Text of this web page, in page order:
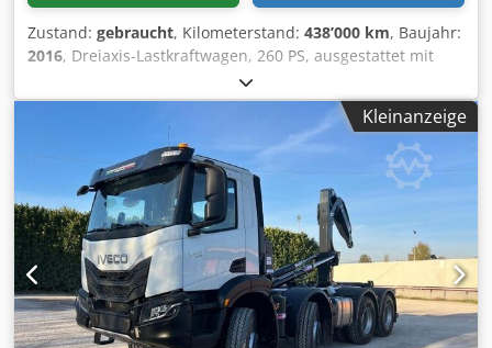
Zustand: gebraucht, Kilometerstand: 438’000 km, Baujahr:
2016, Dreiaxis-Lastkraftwagen, 260 PS, ausgestattet mit
einem Guimatrag BG26-Abrollsystem mit
Schwenkvorrichtung, Nutzlast 9960 kg, Epsilon/Palfinger
Q150Z95TR-Kran mit hydraulischem Greifer, Baujahr des
Krans 2022, Radstand 4500 mm, Automatikgetriebe,
Retarder, anhängbar, erfüllt die Euro-6-Norm. Chedpfx
Aezrpbljhkea Hinweis: Bitte beachten Sie, dass die
Fahrzeugbeschreibung als Richtwert zu betrachten ist und
Fehler oder Ungenauigkeiten enthalten kann. Wir
empfehlen Ihnen daher, uns zu kontaktieren, um die
Richtigkeit der Daten zu überprüfen.
Kleinanzeige